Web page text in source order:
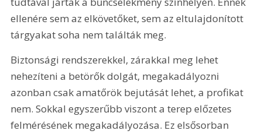
ellenére sem az elkövetőket, sem az eltulajdonított
tárgyakat soha nem találták meg.
Biztonsági rendszerekkel, zárakkal meg lehet
nehezíteni a betörők dolgát, megakadályozni
azonban csak amatőrök bejutását lehet, a profikat
nem. Sokkal egyszerűbb viszont a terep előzetes
felmérésének megakadályozása. Ez elsősorban